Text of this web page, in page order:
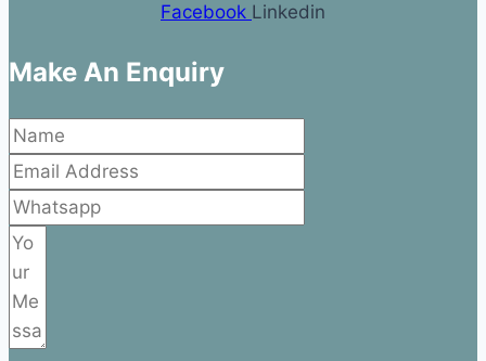
Facebook Linkedin
Make An Enquiry